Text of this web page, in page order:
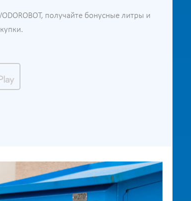
получайте бонусные литры и